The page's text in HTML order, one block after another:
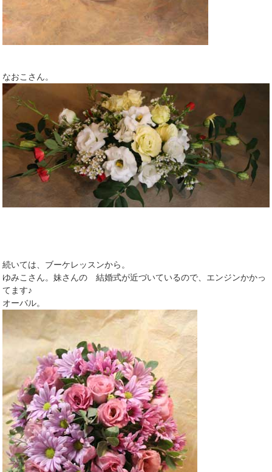
なおこさん。
続いては、ブーケレッスンから。
ゆみこさん。妹さんの 結婚式が近づいているので、エンジンかかっ
てます♪
オーバル。